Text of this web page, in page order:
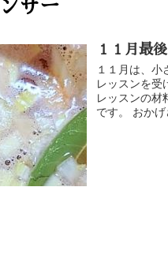
サー
１１月最
１１月は、
レッスンを受
レッスンの材
です。 おかげ